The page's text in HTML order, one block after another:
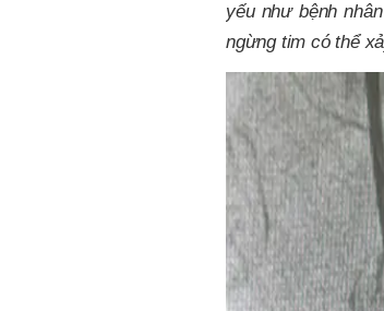
yếu như bệnh
ngừng tim có thể